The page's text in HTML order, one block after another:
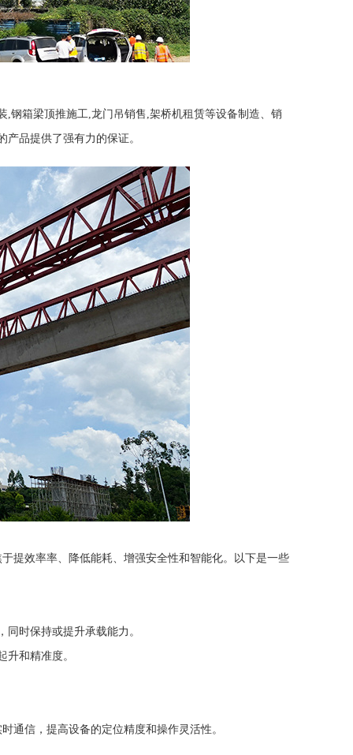
,钢箱梁顶推施工,龙门吊销售,架桥机租赁等设备制造、销
品提供了强有力的保证。
提效率率、降低能耗、增强安全性和智能化。以下是一些
时保持或提升承载能力。
和精准度。
通信，提高设备的定位精度和操作灵活性。